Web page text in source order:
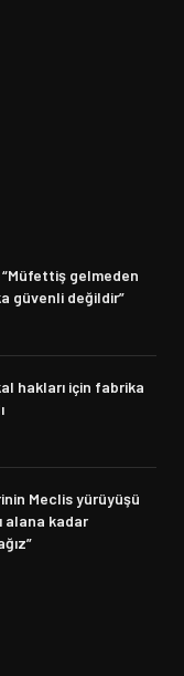
“Müfettiş gelmeden
güvenli değildir”
hakları için fabrika
Meclis yürüyüşü
alana kadar